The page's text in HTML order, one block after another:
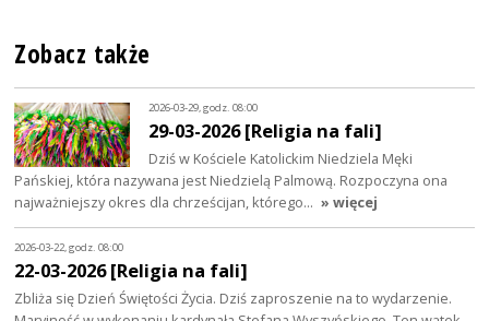
Zobacz także
2026-03-29, godz. 08:00
29-03-2026 [Religia na fali]
Dziś w Kościele Katolickim Niedziela Męki
Pańskiej, która nazywana jest Niedzielą Palmową. Rozpoczyna ona
najważniejszy okres dla chrześcijan, którego… » więcej
2026-03-22, godz. 08:00
22-03-2026 [Religia na fali]
Zbliża się Dzień Świętości Życia. Dziś zaproszenie na to wydarzenie.